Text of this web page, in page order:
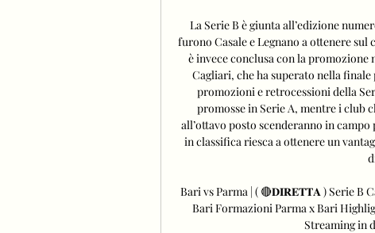
La Serie B è giunta all’edizione
furono Casale e Legnano a ottenere
è invece conclusa con la promozione
Cagliari, che ha superato nella
promozioni e retrocessioni della
promosse in Serie A, mentre i club
all’ottavo posto scenderanno in
in classifica riesca a ottenere un
Bari vs Parma | ( 🔴𝐃𝐈𝐑𝐄𝐓𝐓𝐀 ) Serie B
Bari Formazioni Parma x Bari
Streaming in